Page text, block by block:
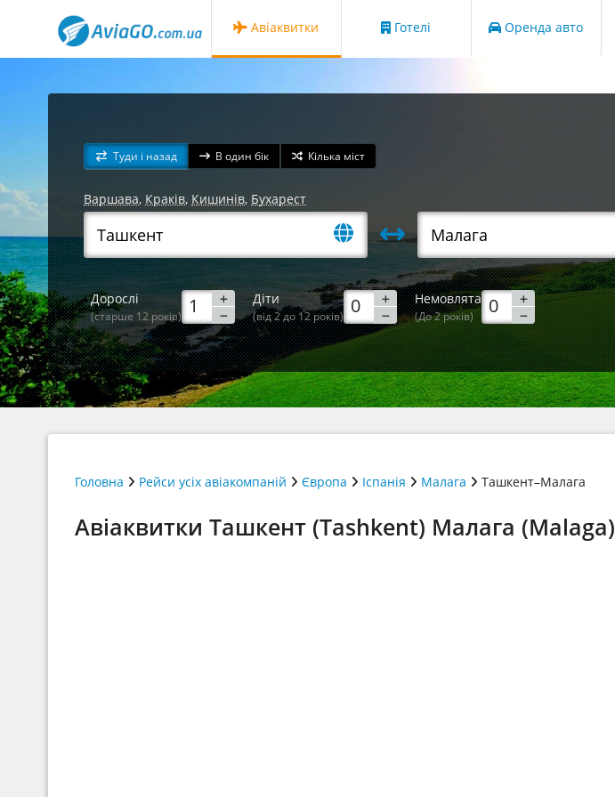
Авіаквитки Готелі Оренда авто
Туди і назад В один бік Кілька міст
Варшава,Краків, Кишинів, Бухарест
Дорослі
(старше 12 років)
Діти
(від 2 до 12 років)
Немовлята
(До 2 років)
Головна Рейси усіх авіакомпаній Європа Іспанія Малага Ташкент–Малага
Авіаквитки Ташкент (Tashkent) Малага (Malaga)